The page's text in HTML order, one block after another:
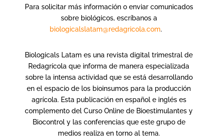
Para solicitar más información o enviar comunicados
sobre biológicos, escríbanos a
biologicalslatam@redagricola.com.
Biologicals Latam es una revista digital trimestral de
Redagrícola que informa de manera especializada
sobre la intensa actividad que se está desarrollando
en el espacio de los bioinsumos para la producción
agrícola. Esta publicación en español e inglés es
complemento del Curso Online de Bioestimulantes y
Biocontrol y las conferencias que este grupo de
medios realiza en torno al tema.